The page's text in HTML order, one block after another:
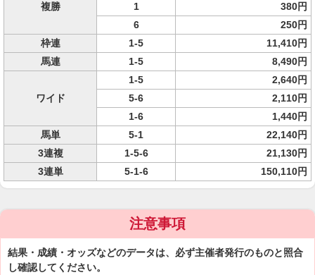
複勝
1
380円
6
250円
枠連
1-5
11,410円
馬連
1-5 8,490円
ワイド
1-5
2,640円
5-6
2,110円
1-6
1,440円
馬単
5-1
22,140円
3連複
1-5-6
21,130円
3連単
5-1-6 150,110円
注意事項
結果・成績・オッズなどのデータは、必ず主催者発行のものと照合
し確認してください。